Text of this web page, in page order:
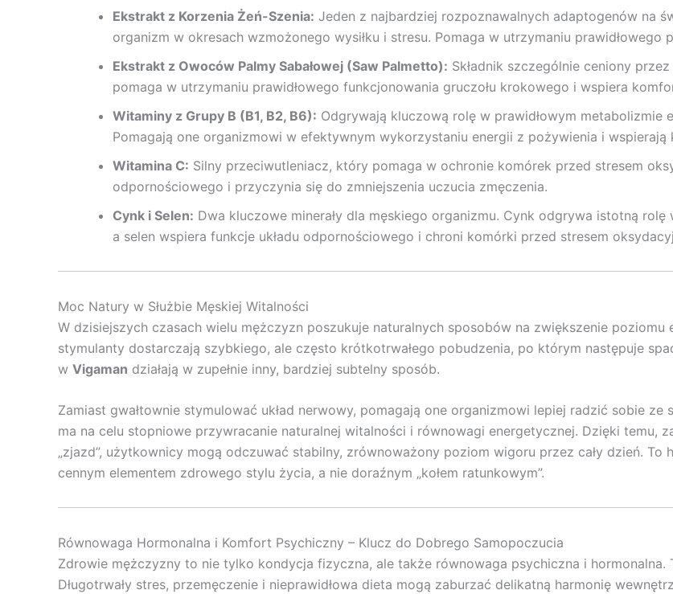
Ekstrakt z Korzenia Żeń-Szenia: Jeden z najbardziej rozpoznawalnych adaptogenów na
organizm w okresach wzmożonego wysiłku i stresu. Pomaga w utrzymaniu prawidłowego
Ekstrakt z Owoców Palmy Sabałowej (Saw Palmetto): Składnik szczególnie ceniony
pomaga w utrzymaniu prawidłowego funkcjonowania gruczołu krokowego i wspiera
Witaminy z Grupy B (B1, B2, B6): Odgrywają kluczową rolę w prawidłowym metabolizmie
Pomagają one organizmowi w efektywnym wykorzystaniu energii z pożywienia i wspierają
Witamina C: Silny przeciwutleniacz, który pomaga w ochronie komórek przed stresem
odpornościowego i przyczynia się do zmniejszenia uczucia zmęczenia.
Cynk i Selen: Dwa kluczowe minerały dla męskiego organizmu. Cynk odgrywa istotną
a selen wspiera funkcje układu odpornościowego i chroni komórki przed stresem
Moc Natury w Służbie Męskiej Witalności
W dzisiejszych czasach wielu mężczyzn poszukuje naturalnych sposobów na zwiększenie
stymulanty dostarczają szybkiego, ale często krótkotrwałego pobudzenia, po którym następuje
w Vigaman działają w zupełnie inny, bardziej subtelny sposób.
Zamiast gwałtownie stymulować układ nerwowy, pomagają one organizmowi lepiej radzić sobie
ma na celu stopniowe przywracanie naturalnej witalności i równowagi energetycznej. Dzięki temu,
„zjazd”, użytkownicy mogą odczuwać stabilny, zrównoważony poziom wigoru przez cały dzień.
cennym elementem zdrowego stylu życia, a nie doraźnym „kołem ratunkowym”.
Równowaga Hormonalna i Komfort Psychiczny – Klucz do Dobrego Samopoczucia
Zdrowie mężczyzny to nie tylko kondycja fizyczna, ale także równowaga psychiczna i hormonalna.
Długotrwały stres, przemęczenie i nieprawidłowa dieta mogą zaburzać delikatną harmonię